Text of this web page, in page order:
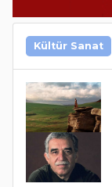
Kültür Sanat